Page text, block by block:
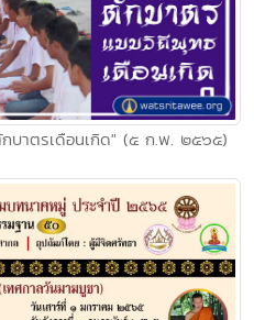
บาตรเดือนเกิด" (๕ ก.พ. ๒๕๖๕)